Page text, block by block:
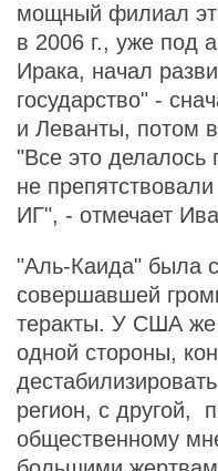
мощный филиал
в 2006 г., уже под
Ирака, начал
государство" -
и Леванты, потом
"Все это
не
ИГ", - отмечает
"Аль-Каида" была
совершавшей
теракты. У США же
одной стороны,
регион, с другой,
общественному